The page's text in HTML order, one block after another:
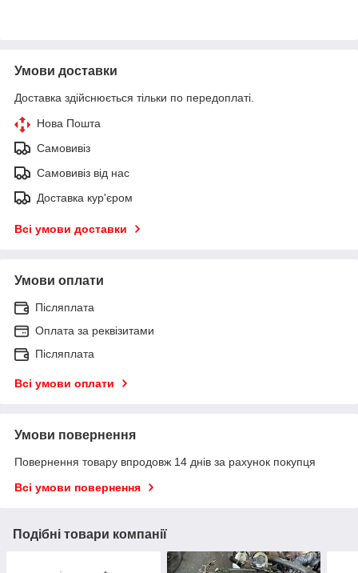
Умови доставки
Доставка здійснюється тільки по передоплаті.
Нова Пошта
Самовивіз
Самовивіз від нас
Доставка кур'єром
Всі умови доставки
Умови оплати
Післяплата
Оплата за реквізитами
Післяплата
Всі умови оплати
Умови повернення
Повернення товару впродовж 14 днів за рахунок покупця
Всі умови повернення
Подібні товари компанії